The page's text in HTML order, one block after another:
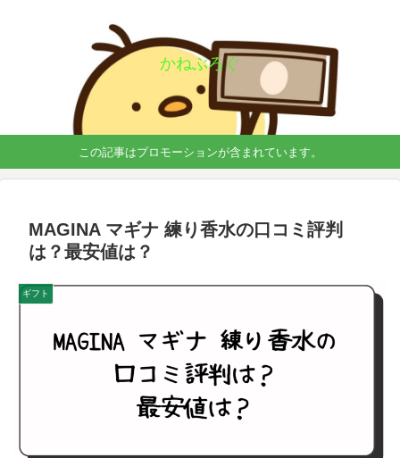
かねぶろぐ
この記事はプロモーションが含まれています。
MAGINA マギナ 練り香水の口コミ評判
は？最安値は？
ギフト